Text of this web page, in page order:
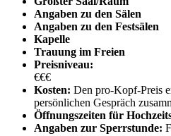
Angaben zu den Sälen
Angaben zu den Festsälen
Kapelle
Trauung im Freien
Preisniveau:
€€€
Kosten: Den pro-Kopf-Preis
persönlichen Gespräch
Öffnungszeiten für
Angaben zur Sperrstunde: